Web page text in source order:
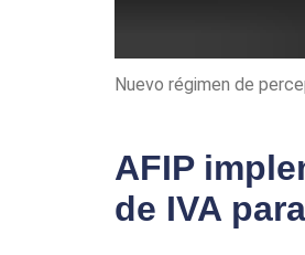
Nuevo régimen de
AFIP
de IVA